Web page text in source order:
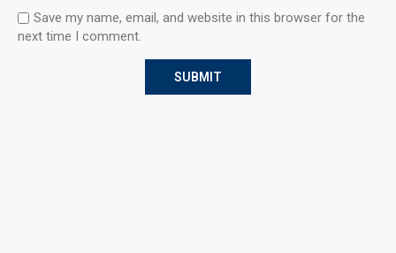
Save my name, email, and website in this browser for the
next time I comment.